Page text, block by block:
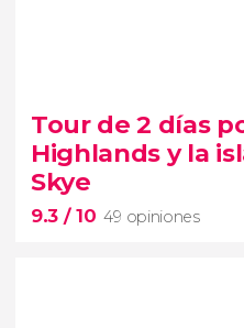
27 opiniones
lo más importante de las
Skye
Tour de 2 días
Highlands y la
Skye
9.3 / 10 49 opiniones